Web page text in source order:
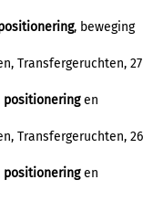
, beweging
Transfergeruchten, 27
positioneringen
Transfergeruchten, 26
positioneringen